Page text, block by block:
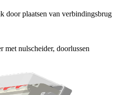
door plaatsen van verbindingsbrug
met nulscheider, doorlussen